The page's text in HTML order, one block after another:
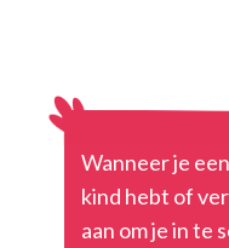
Wanneer je
kind hebt of
aan om je in te